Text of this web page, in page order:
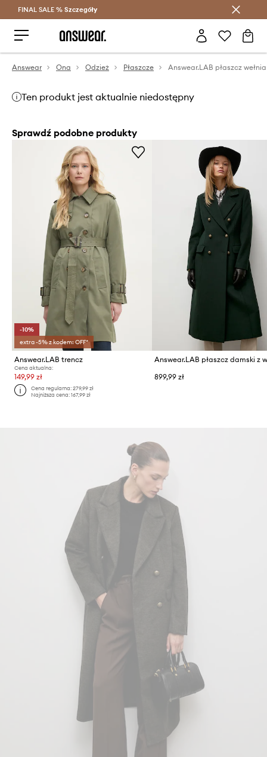
Oszczędzaj z Answear Club >
FINAL SALE % Szczegóły
Answear Ona Odzież Płaszcze Answear.LAB płaszcz
Ten produkt jest aktualnie niedostępny
Sprawdź podobne produkty
-10%
extra -5% z kodem: OFF*
Answear.LAB trencz
Cena aktualna:
149,99 zł
Cena regularna:279,99 zł
Najniższa cena:167,99 zł
Answear.LAB płaszcz damski z
899,99 zł